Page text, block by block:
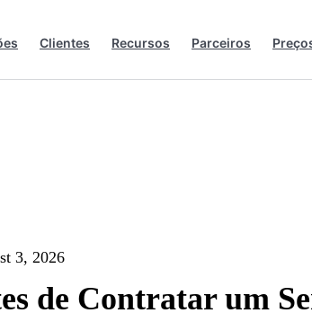
Clientes Recursos Parceiros
3, 2026
de Contratar um